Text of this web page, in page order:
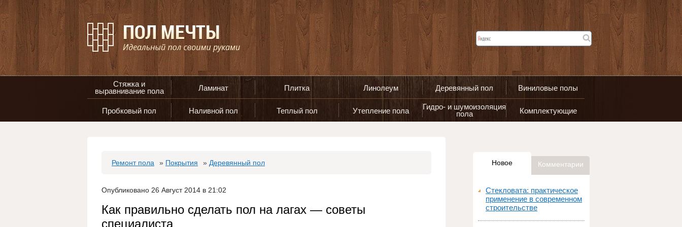
Стяжка и
выравнивание пола
Ламинат Плитка Линолеум Деревянный пол Виниловые полы
Пробковый пол Наливной пол Теплый пол Утепление пола
Гидро- и шумоизоляция
пола
Комплектующие
Ремонт пола » Покрытия » Деревянный пол
Опубликовано 26 Август 2014 в 21:02
Как правильно сделать пол на лагах — советы
специалиста
Новое Комментарии
Стекловата: практическое
применение в современном
строительстве